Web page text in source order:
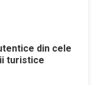
din cele
turistice